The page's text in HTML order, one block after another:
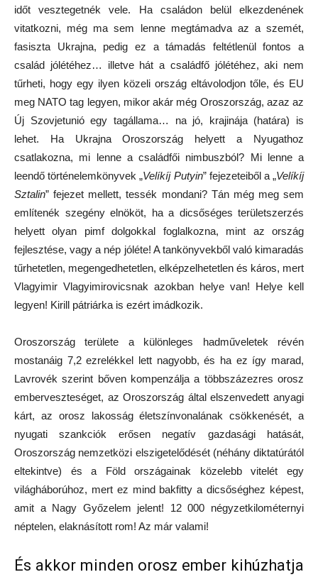
időt vesztegetnék vele. Ha családon belül elkezdenének
vitatkozni, még ma sem lenne megtámadva az a szemét,
fasiszta Ukrajna, pedig ez a támadás feltétlenül fontos a
család jólétéhez… illetve hát a családfő jólétéhez, aki nem
tűrheti, hogy egy ilyen közeli ország eltávolodjon tőle, és EU
meg NATO tag legyen, mikor akár még Oroszország, azaz az
Új Szovjetunió egy tagállama… na jó, krajinája (határa) is
lehet. Ha Ukrajna Oroszország helyett a Nyugathoz
csatlakozna, mi lenne a családfői nimbuszból? Mi lenne a
leendő történelemkönyvek „Velíkíj Putyin” fejezeteiből a „Velíkíj
Sztalin” fejezet mellett, tessék mondani? Tán még meg sem
említenék szegény elnököt, ha a dicsőséges területszerzés
helyett olyan pimf dolgokkal foglalkozna, mint az ország
fejlesztése, vagy a nép jóléte! A tankönyvekből való kimaradás
tűrhetetlen, megengedhetetlen, elképzelhetetlen és káros, mert
Vlagyimir Vlagyimirovicsnak azokban helye van! Helye kell
legyen! Kirill pátriárka is ezért imádkozik.
Oroszország területe a különleges hadműveletek révén
mostanáig 7,2 ezrelékkel lett nagyobb, és ha ez így marad,
Lavrovék szerint bőven kompenzálja a többszázezres orosz
emberveszteséget, az Oroszország által elszenvedett anyagi
kárt, az orosz lakosság életszínvonalának csökkenését, a
nyugati szankciók erősen negatív gazdasági hatását,
Oroszország nemzetközi elszigetelődését (néhány diktatúrától
eltekintve) és a Föld országainak közelebb vitelét egy
világháborúhoz, mert ez mind bakfitty a dicsőséghez képest,
amit a Nagy Győzelem jelent! 12 000 négyzetkilométernyi
néptelen, elaknásított rom! Az már valami!
És akkor minden orosz ember kihúzhatja